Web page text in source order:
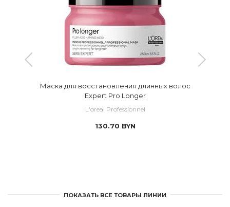
Маска для восстановления длинных волос
Expert Pro Longer
L'oreal Professionnel
130.70 BYN
ПОКАЗАТЬ ВСЕ ТОВАРЫ ЛИНИИ